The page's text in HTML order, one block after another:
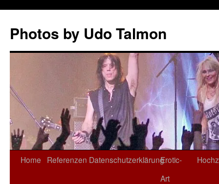
springen
Photos by Udo Talmon
Home Referenzen DatenschutzerklärungErotic-
Art